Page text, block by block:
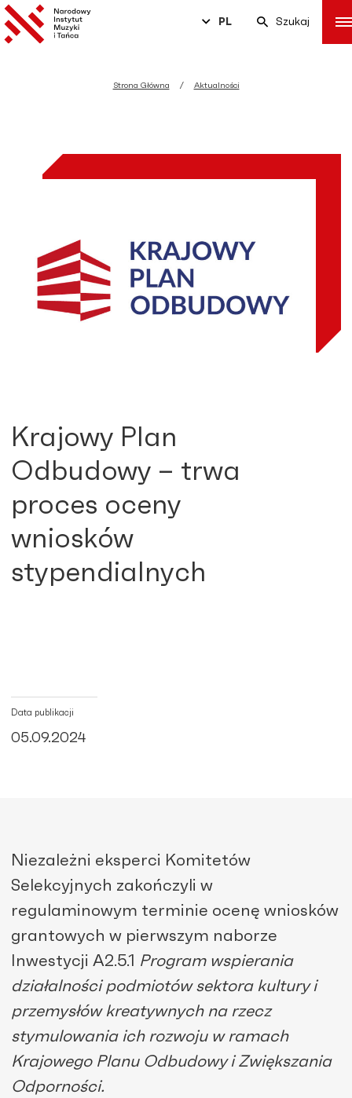
PL Szukaj
Strona Główna Aktualności
Krajowy Plan
Odbudowy – trwa
proces oceny
wniosków
stypendialnych
Data publikacji
05.09.2024
Niezależni eksperci Komitetów
Selekcyjnych zakończyli w
regulaminowym terminie ocenę wniosków
grantowych w pierwszym naborze
Inwestycji A2.5.1 Program wspierania
działalności podmiotów sektora kultury i
przemysłów kreatywnych na rzecz
stymulowania ich rozwoju w ramach
Krajowego Planu Odbudowy i Zwiększania
Odporności.